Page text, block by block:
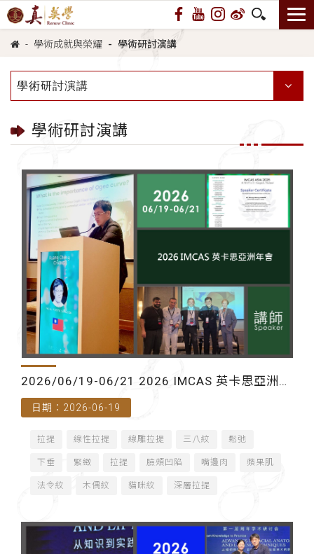
學術成就與榮耀 學術研討演講
學術研討演講
學術研討演講
2026/06/19-06/21 2026 IMCAS 英卡思亞洲年
會（泰國曼谷）-講師
日期：2026-06-19
拉提 線性拉提 線雕拉提 三八紋 鬆弛
下垂 緊緻 拉提 臉頰凹陷 嘴邊肉 蘋果肌
法令紋 木偶紋 貓咪紋 深層拉提